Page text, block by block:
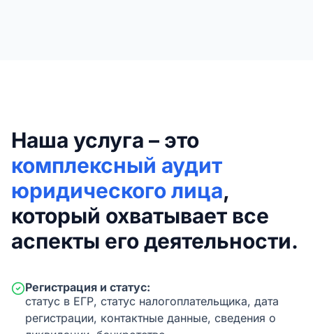
Наша услуга – это
комплексный аудит
юридического лица,
который охватывает все
аспекты его деятельности.
Регистрация и статус:
статус в ЕГР, статус налогоплательщика, дата
регистрации, контактные данные, сведения о